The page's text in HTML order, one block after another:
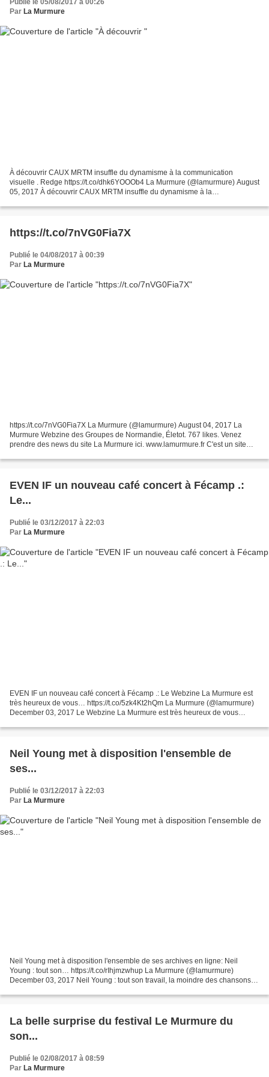
Publié le 05/08/2017 à 00:26
Par La Murmure
À découvrir CAUX MRTM insuffle du dynamisme à la communication
visuelle . Redge https://t.co/dhk6YOOOb4 La Murmure (@lamurmure) August
05, 2017 À découvrir CAUX MRTM insuffle du dynamisme à la
https://t.co/7nVG0Fia7X
Publié le 04/08/2017 à 00:39
Par La Murmure
https://t.co/7nVG0Fia7X La Murmure (@lamurmure) August 04, 2017 La
Murmure Webzine des Groupes de Normandie, Életot. 767 likes. Venez
prendre des news du site La Murmure ici. www.lamurmure.fr C'est un site
EVEN IF un nouveau café concert à Fécamp .:
Le...
Publié le 03/12/2017 à 22:03
Par La Murmure
EVEN IF un nouveau café concert à Fécamp .: Le Webzine La Murmure est
très heureux de vous… https://t.co/5zk4Kt2hQm La Murmure (@lamurmure)
December 03, 2017 Le Webzine La Murmure est très heureux de vous
Neil Young met à disposition l'ensemble de
ses...
Publié le 03/12/2017 à 22:03
Par La Murmure
Neil Young met à disposition l'ensemble de ses archives en ligne: Neil
Young : tout son… https://t.co/rIhjmzwhup La Murmure (@lamurmure)
December 03, 2017 Neil Young : tout son travail, la moindre des chansons
La belle surprise du festival Le Murmure du
son...
Publié le 02/08/2017 à 08:59
Par La Murmure